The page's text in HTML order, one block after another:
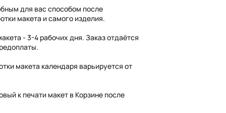
для вас способом после
макета и самого изделия.
- 3-4 рабочих дня. Заказ отдаётся
макета календаря варьируется от
к печати макет в Корзине после